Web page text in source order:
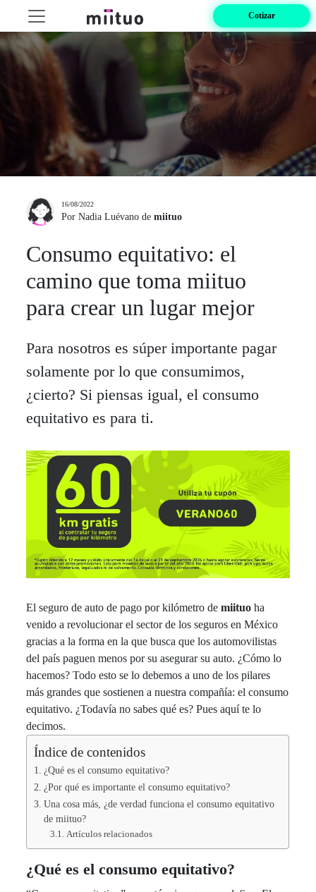
Cotizar
16/08/2022
Por Nadia Luévano demiituo
Consumo equitativo: el
camino que toma miituo
para crear un lugar mejor
Para nosotros es súper importante pagar
solamente por lo que consumimos,
¿cierto? Si piensas igual, el consumo
equitativo es para ti.
El seguro de auto de pago por kilómetro demiituo ha
venido a revolucionar el sector de los seguros en México
gracias a la forma en la que busca que los automovilistas
del país paguen menos por su asegurar su auto. ¿Cómo lo
hacemos? Todo esto se lo debemos a uno de los pilares
más grandes que sostienen a nuestra compañía: el consumo
equitativo. ¿Todavía no sabes qué es? Pues aquí te lo
decimos.
Índice de contenidos
¿Qué es el consumo equitativo?
¿Por qué es importante el consumo equitativo?
Una cosa más, ¿de verdad funciona el consumo equitativo
de miituo?
Artículos relacionados
¿Qué es el consumo equitativo?